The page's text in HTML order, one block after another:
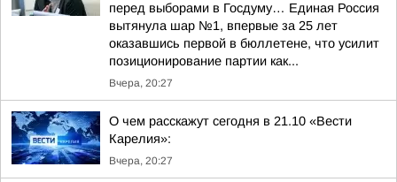
перед выборами в Госдуму… Единая Россия
вытянула шар №1, впервые за 25 лет
оказавшись первой в бюллетене, что усилит
позиционирование партии как...
Вчера, 20:27
О чем расскажут сегодня в 21.10 «Вести
Карелия»:
Вчера, 20:27